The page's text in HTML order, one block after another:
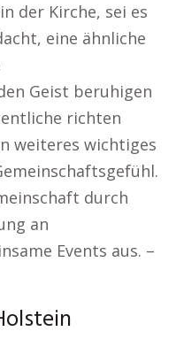
der Kirche, sei es
eine ähnliche
Geist beruhigen
richten
weiteres wichtiges
durch
an
Events aus. –